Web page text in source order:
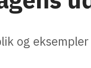
og eksempler